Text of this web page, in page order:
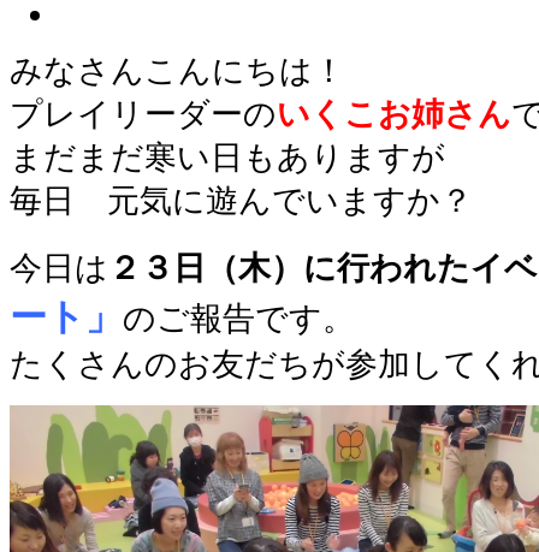
みなさんこんにちは！
プレイリーダーのいくこお姉さん
まだまだ寒い日もありますが
毎日 元気に遊んでいますか？
今日は ２３日（木）に行われたイ
ート」 のご報告です。
たくさんのお友だちが参加してく